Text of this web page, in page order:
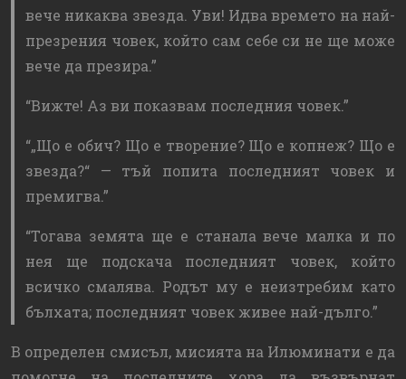
вече никаква звезда. Уви! Идва времето на най-
презрения човек, който сам себе си не ще може
вече да презира.
Вижте! Аз ви показвам последния човек.
„Що е обич? Що е творение? Що е копнеж? Що е
звезда?“ — тъй попита последният човек и
премигва.
Тогава земята ще е станала вече малка и по
нея ще подскача последният човек, който
всичко смалява. Родът му е неизтребим като
бълхата; последният човек живее най-дълго.
В определен смисъл, мисията на Илюминати е да